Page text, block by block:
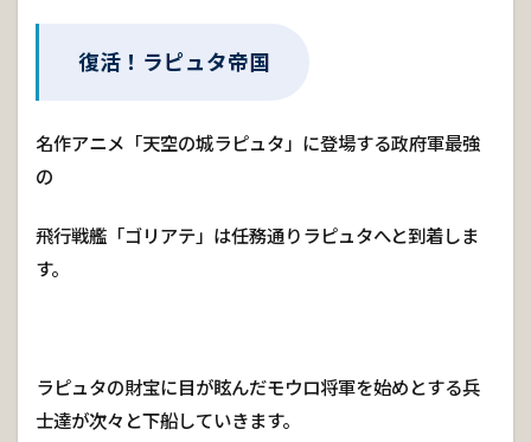
復活！ラピュタ帝国
名作アニメ「天空の城ラピュタ」に登場する政府軍最強
の
飛行戦艦「ゴリアテ」は任務通りラピュタへと到着しま
す。
ラピュタの財宝に目が眩んだモウロ将軍を始めとする兵
士達が次々と下船していきます。